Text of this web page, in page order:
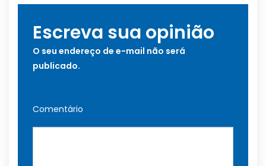
Escreva sua opinião
O seu endereço de e-mail não será
publicado.
Comentário